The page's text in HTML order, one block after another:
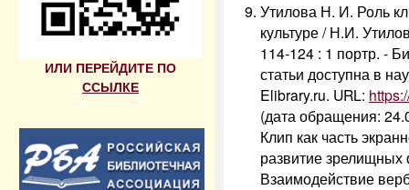
ИЛИ ПЕРЕЙДИТЕ ПО
ССЫЛКЕ
Утилова Н. И. Роль
культуре / Н.И.
114-124 : 1 портр. -
статьи доступна в
Elibrary.ru. URL:
(дата обращения:
Клип как часть
развитие зрелищных
Взаимодействие